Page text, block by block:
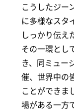
こうしたジー
に多様なスタ
しっかり伝え
その一環とし
き、同ミュー
催、世界中の
ことができま
場がある一方